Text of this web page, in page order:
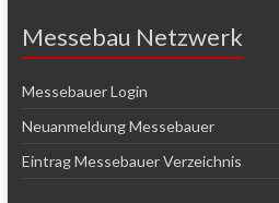
Messebau Netzwerk
Messebauer Login
Neuanmeldung Messebauer
Eintrag Messebauer Verzeichnis